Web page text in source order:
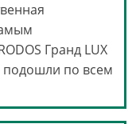
Гранд LUX
подошли по всем